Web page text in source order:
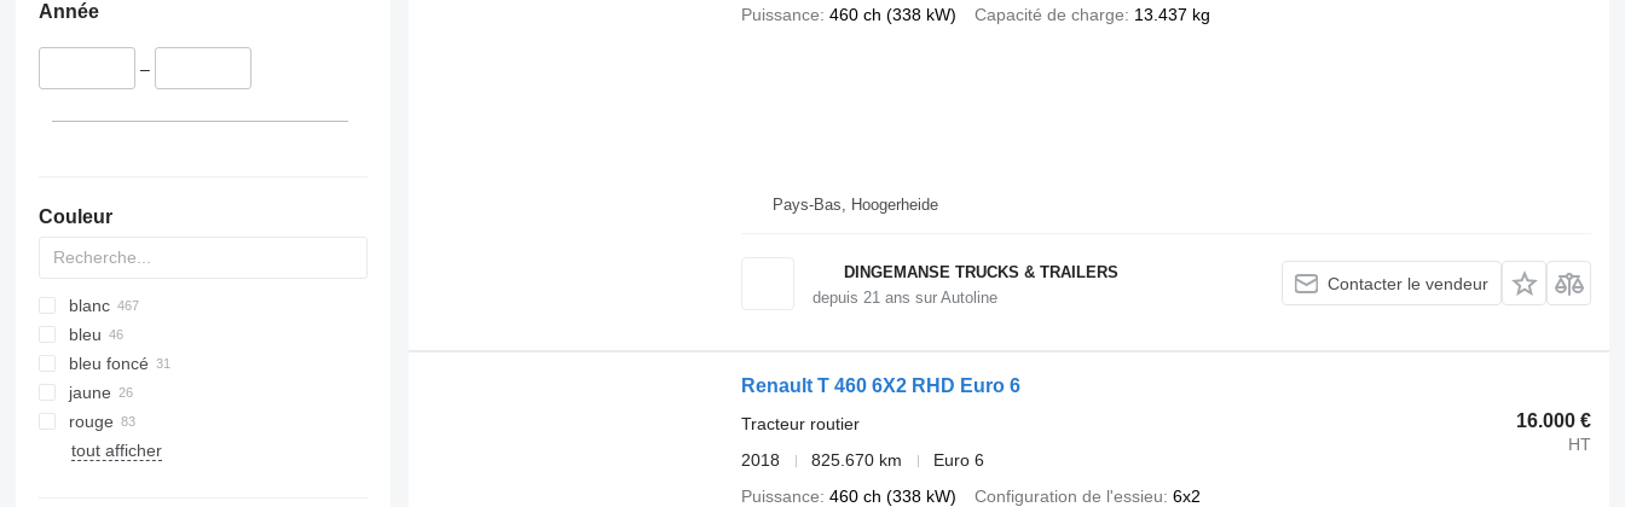
Année
–
Couleur
blanc
bleu
bleu foncé
jaune
rouge
tout afficher
Puissance 460 ch (338 kW) Capacité de charge 13.437 kg
Pays-Bas, Hoogerheide
DINGEMANSE TRUCKS & TRAILERS
depuis 21ans sur Autoline
Contacter le vendeur
Renault T 460 6X2 RHD Euro 6
16.000 €
HT
Tracteur routier
2018
825.670 km
Euro 6
Puissance 460 ch (338 kW) Configuration de l'essieu 6x2